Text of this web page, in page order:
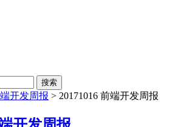
开发周报 > 20171016 前端开发周报